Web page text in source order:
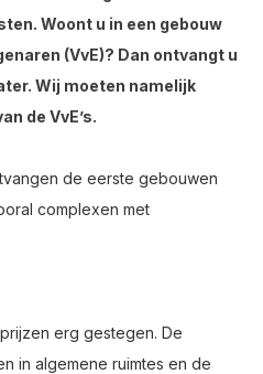
Woont u in een gebouw
(VvE)? Dan ontvangt u
Wij moeten namelijk
de VvE’s.
de eerste gebouwen
complexen met
erg gestegen. De
in algemene ruimtes en de